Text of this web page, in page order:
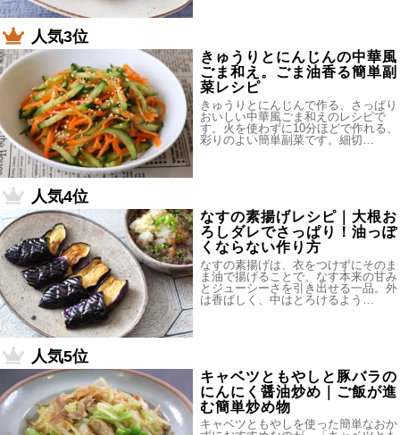
人気3位
きゅうりとにんじんの中華風
ごま和え。ごま油香る簡単副
菜レシピ
きゅうりとにんじんで作る、さっぱり
おいしい中華風ごま和えのレシピで
す。火を使わずに10分ほどで作れる、
彩りのよい簡単副菜です。細切…
人気4位
なすの素揚げレシピ｜大根お
ろしダレでさっぱり！油っぽ
くならない作り方
なすの素揚げは、衣をつけずにそのま
ま油で揚げることで、なす本来の甘み
とジューシーさを引き出せる一品。外
は香ばしく、中はとろけるよう…
人気5位
キャベツともやしと豚バラの
にんにく醤油炒め｜ご飯が進
む簡単炒め物
キャベツともやしを使った簡単なおか